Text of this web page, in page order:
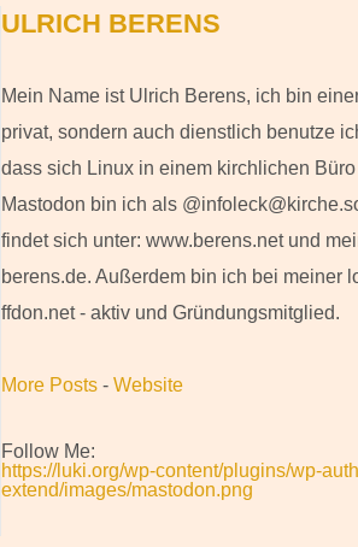
ULRICH BERENS
Mein Name ist Ulrich Berens, ich bin
privat, sondern auch dienstlich benutze
dass sich Linux in einem kirchlichen
Mastodon bin ich als
findet sich unter: www.berens.net und
berens.de. Außerdem bin ich bei meiner
ffdon.net - aktiv und Gründungsmitglied.
More Posts -Website
Follow Me:
https://luki.org/wp-content/plugins/wp-
extend/images/mastodon.png